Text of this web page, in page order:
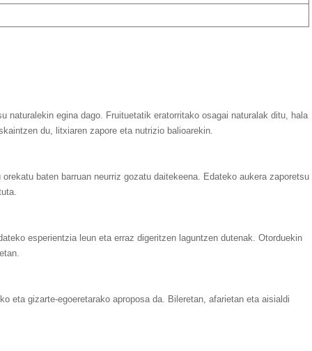
egina dago. Fruituetatik eratorritako osagai naturalak ditu, hala
du, litxiaren zapore eta nutrizio balioarekin.
baten barruan neurriz gozatu daitekeena. Edateko aukera zaporetsu
esperientzia leun eta erraz digeritzen laguntzen dutenak. Otorduekin
eta gizarte-egoeretarako aproposa da. Bileretan, afarietan eta aisialdi